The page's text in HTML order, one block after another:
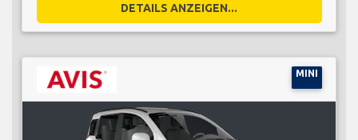
DETAILS ANZEIGEN...
MINI